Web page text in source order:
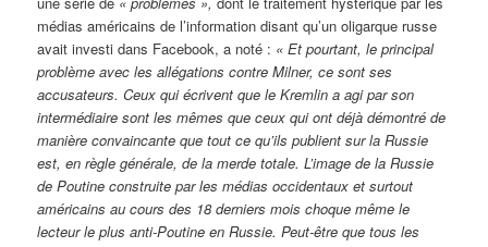
médias américains de l’information disant qu’un oligarque russe
avait investi dans Facebook, a noté : « Et pourtant, le principal
problème avec les allégations contre Milner, ce sont ses
accusateurs. Ceux qui écrivent que le Kremlin a agi par son
intermédiaire sont les mêmes que ceux qui ont déjà démontré de
manière convaincante que tout ce qu’ils publient sur la Russie
est, en règle générale, de la merde totale. L’image de la Russie
de Poutine construite par les médias occidentaux et surtout
américains au cours des 18 derniers mois choque même le
lecteur le plus anti-Poutine en Russie. Peut-être que tous les